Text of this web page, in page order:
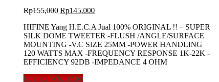
Rp155,000 Original
was:
Rp155,000.
Rp145,000Current
is:
Rp145,000.
HIFINE Yang H.E.C.A Jual 100% ORIGINAL !! – SUPER
SILK DOME TWEETER -FLUSH /ANGLE/SURFACE
MOUNTING -V.C SIZE 25MM -POWER HANDLING
120 WATTS MAX -FREQUENCY RESPONSE 1K-22K -
EFFICIENCY 92DB -IMPEDANCE 4 OHM
Buy via WhatsApp